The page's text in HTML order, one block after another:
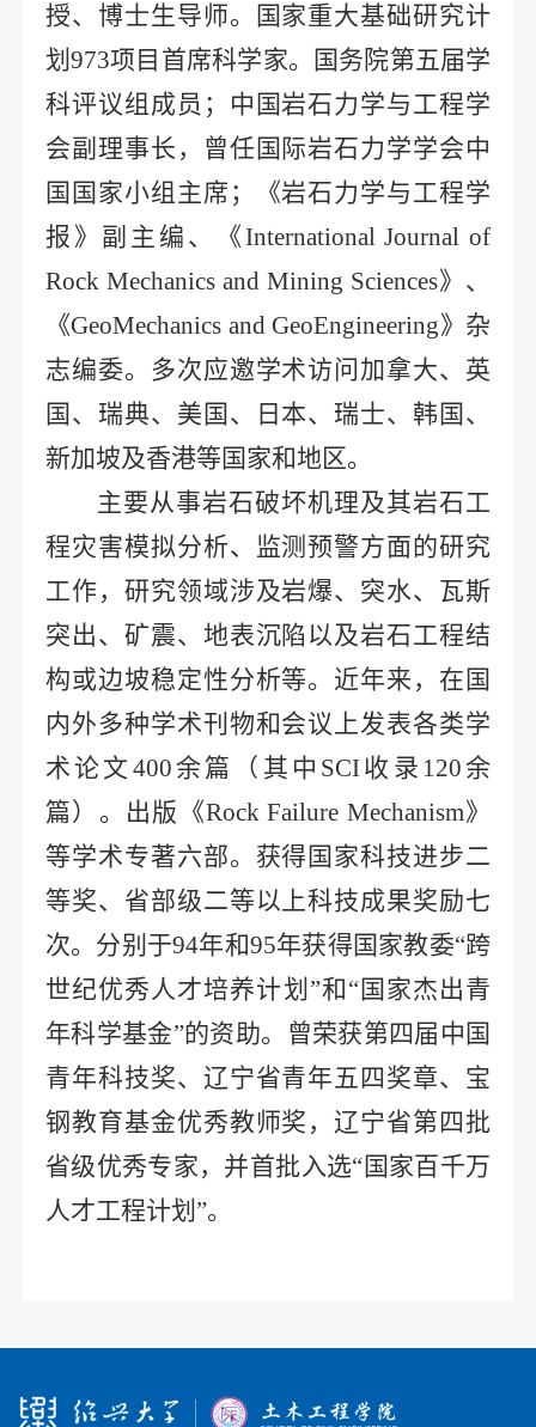
授、博士生导师。国家重大基础研究计
划 973项目首席科学家。国务院第五届学
科评议组成员；中国岩石力学与工程学
会副理事长，曾任国际岩石力学学会中
国国家小组主席；《岩石力学与工程学
报》副主编、《International Journal of
Rock Mechanics and Mining Sciences》、
《GeoMechanics and GeoEngineering》杂
志编委。多次应邀学术访问加拿大、英
国、瑞典、美国、日本、瑞士、韩国、
新加坡及香港等国家和地区。
主要从事岩石破坏机理及其岩石工
程灾害模拟分析、监测预警方面的研究
工作，研究领域涉及岩爆、突水、瓦斯
突出、矿震、地表沉陷以及岩石工程结
构或边坡稳定性分析等。近年来，在国
内外多种学术刊物和会议上发表各类学
术论文 400余篇（其中 SCI收录 120余
篇）。出版《Rock Failure Mechanism》
等学术专著六部。获得国家科技进步二
等奖、省部级二等以上科技成果奖励七
次。分别于94年和95年获得国家教委“跨
世纪优秀人才培养计划”和“国家杰出青
年科学基金”的资助。曾荣获第四届中国
青年科技奖、辽宁省青年五四奖章、宝
钢教育基金优秀教师奖，辽宁省第四批
省级优秀专家，并首批入选“国家百千万
人才工程计划”。